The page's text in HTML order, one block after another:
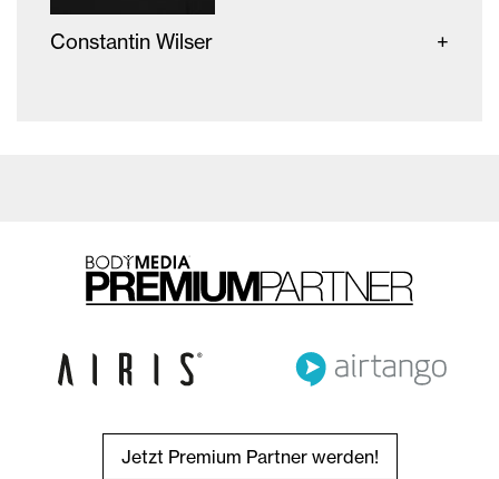
Constantin Wilser
Jetzt Premium Partner werden!